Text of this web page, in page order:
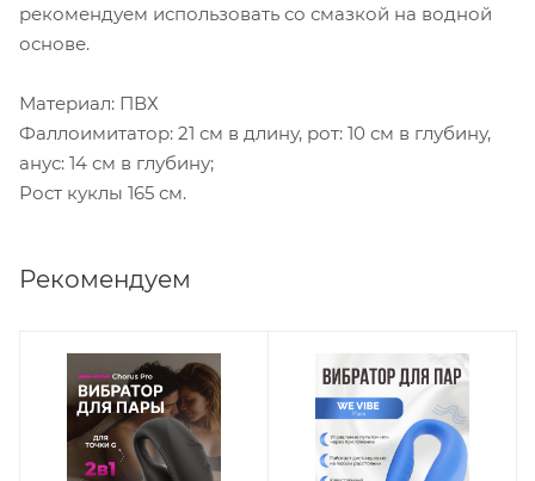
рекомендуем использовать со смазкой на водной
основе.
Материал: ПВХ
Фаллоимитатор: 21 см в длину, рот: 10 см в глубину,
анус: 14 см в глубину;
Рост куклы 165 см.
Рекомендуем